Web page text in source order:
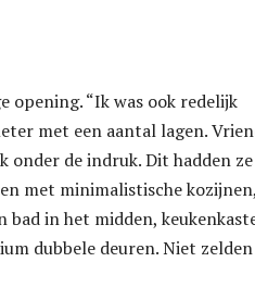
opening. “Ik was ook redelijk
met een aantal lagen.
onder de indruk. Dit hadden
met minimalistische kozijnen,
bad in het midden,
dubbele deuren. Niet zelden